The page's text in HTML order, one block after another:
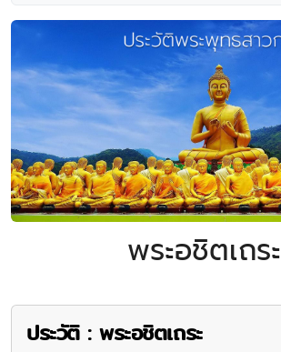
พระอชิตเถระ
ประวัติ : พระอชิตเถระ